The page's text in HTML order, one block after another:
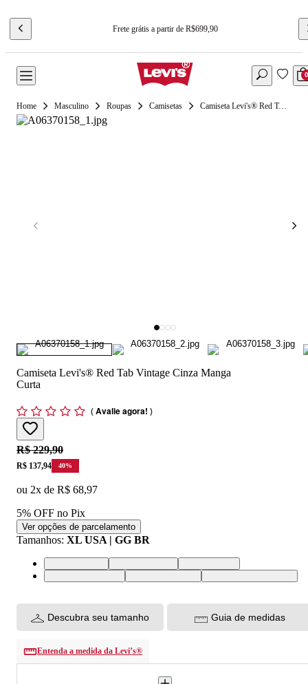
Frete grátis a partir de R$699,90
0
Masculino Roupas Camisetas Camiseta Levi's® Red Tab Vintage Cinza Manga Curta
Camiseta Levi's® Red Tab Vintage Cinza Manga
Curta
(Avalie agora! )
Original price:
R$ 229,90
Price:
R$ 137,94 40%
ou 2x de R$ 68,97
5% OFF no Pix
Ver opções de parcelamento
Tamanhos: XL USA | GG BR
L USA | G BRM USA | M BRS USA | P BR
XL USA | GG BRXS USA | PP BRXXL USA | EGG BR
Descubra seu tamanho Guia de medidas
Entenda a medida da Levi’s®